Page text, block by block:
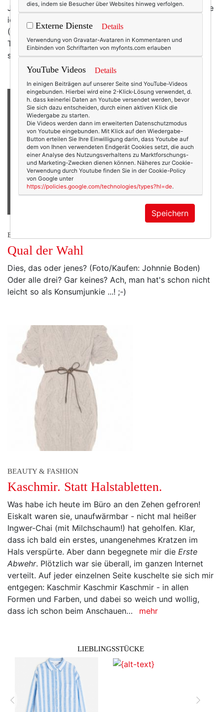
Ja, mein Mützengeschmack ist legendär. Und hier habe
ich mal wieder ein williges Opfer gefunden:
(Foto/Kaufen: Arhaus Jewels) Jetzt müssen die
Temperaturen nur noch ein wenig weiter sinken, und
schon werdet ihr mich alle drum beneiden! :-)
BEAUTY & FASHION
Qual der Wahl
Dies, das oder jenes? (Foto/Kaufen: Johnnie Boden)
Oder alle drei? Gar keines? Ach, man hat's schon nicht
leicht so als Konsumjunkie ...! ;-)
BEAUTY & FASHION
Kaschmir. Statt Halstabletten.
Was habe ich heute im Büro an den Zehen gefroren!
Eiskalt waren sie, unaufwärmbar - nicht mal heißer
Ingwer-Chai (mit Milchschaum!) hat geholfen. Klar,
dass ich bald ein erstes, unangenehmes Kratzen im
Hals verspürte. Aber dann begegnete mir die Erste
Abwehr. Plötzlich war sie überall, im ganzen Internet
verteilt. Auf jeder einzelnen Seite kuschelte sie sich mir
entgegen: Kaschmir Kaschmir Kaschmir - in allen
Formen und Farben, und dabei so weich und wollig,
dass ich schon beim Anschauen…
mehr
LIEBLINGSSTÜCKE
zurück vor
dies, indem sie Besucher über Websites hinweg verfolgen.
Externe Dienste Details
Verwendung von Gravatar-Avataren in Kommentaren und
Einbinden von Schriftarten von myfonts.com erlauben
YouTube Videos Details
In einigen Beiträgen auf unserer Seite sind YouTube-Videos
eingebunden. Hierbei wird eine 2-Klick-Lösung verwendet, d.
h. dass keinerlei Daten an Youtube versendet werden, bevor
Sie sich dazu entscheiden, durch einen aktiven Klick die
Wiedergabe zu starten.
Die Videos werden dann im erweiterten Datenschutzmodus
von Youtube eingebunden. Mit Klick auf den Wiedergabe-
Button erteilen Sie Ihre Einwilligung darin, dass Youtube auf
dem von Ihnen verwendeten Endgerät Cookies setzt, die auch
einer Analyse des Nutzungsverhaltens zu Marktforschungs-
und Marketing-Zwecken dienen können. Näheres zur Cookie-
Verwendung durch Youtube finden Sie in der Cookie-Policy
von Google unter
https://policies.google.com/technologies/types?hl=de.
Speichern